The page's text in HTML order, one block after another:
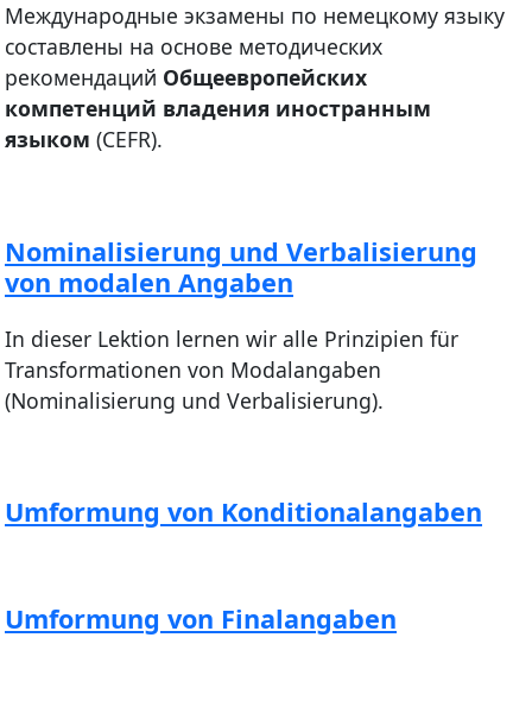
Международные экзамены по немецкому языку
составлены на основе методических
рекомендаций Общеевропейских
компетенций владения иностранным
языком (CEFR).
Nominalisierung und Verbalisierung
von modalen Angaben
In dieser Lektion lernen wir alle Prinzipien für
Transformationen von Modalangaben
(Nominalisierung und Verbalisierung).
Umformung von Konditionalangaben
Umformung von Finalangaben